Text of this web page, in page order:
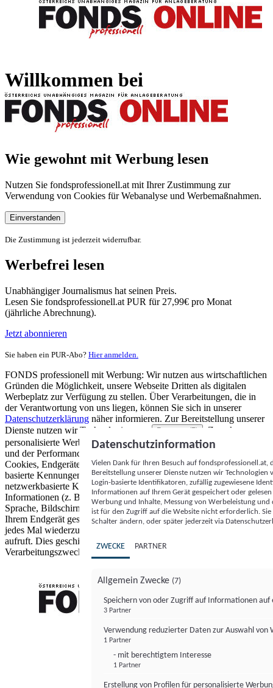
Willkommen bei
Wie gewohnt mit Werbung lesen
Nutzen Sie fondsprofessionell.at mit Ihrer Zustimmung zur
Verwendung von Cookies für Webanalyse und Werbemaßnahmen.
Einverstanden
Die Zustimmung ist jederzeit widerrufbar.
Werbefrei lesen
Unabhängiger Journalismus hat seinen Preis.
Lesen Sie fondsprofessionell.at PUR für 27,99€ pro Monat
(jährliche Abrechnung).
Jetzt abonnieren
Sie haben ein PUR-Abo? Hier anmelden.
FONDS professionell mit Werbung: Wir nutzen aus wirtschaftlichen
Gründen die Möglichkeit, unsere Webseite Dritten als digitalen
Werbeplatz zur Verfügung zu stellen. Über Verarbeitungen, die in
der Verantwortung von uns liegen, können Sie sich in unserer
Datenschutzerklärung näher informieren. Zur Bereitstellung unserer
Dienste nutzen wir Technologien von
Partnern (5)
. Zwecke:
personalisierte Werbung und Inhalte, Messung von Werbeleistung
und der Performance von Inhalten sowie Zielgruppenforschung.
Cookies, Endgeräte- oder ähnliche Online-Kennungen (z. B. login-
basierte Kennungen, zufällig generierte Kennungen,
netzwerkbasierte Kennungen) können zusammen mit anderen
Informationen (z. B. Browsertyp und Browserinformationen,
Sprache, Bildschirmgröße, unterstützte Technologien usw.) auf
Ihrem Endgerät gespeichert oder von dort ausgelesen werden, um es
jedes Mal wiederzuerkennen, wenn es eine App oder einer Webseite
aufruft. Dies geschieht für einen oder mehrere der hier aufgeführten
Verarbeitungszwecke.
Datenschutzinformation
Vielen Dank für Ihren Besuch auf
Bereitstellung unserer Dienste nutzen wir Technologien
Login-basierte Identifikatoren, zufällig zugewiesene
Informationen auf Ihrem Gerät gespeichert oder
Werbung und Inhalte, Messung von Werbeleistung
ist für den Zugriff auf die Website nicht erforderlich.
Schalter ändern, oder später jederzeit via
ZWECKE PARTNER
Allgemein Zwecke (7)
Speichern von oder Zugriff auf Informationen auf
3 Partner
Verwendung reduzierter Daten zur Auswahl von
1 Partner
- mit berechtigtem Interesse
1 Partner
Erstellung von Profilen für personalisierte
FONDS professionell